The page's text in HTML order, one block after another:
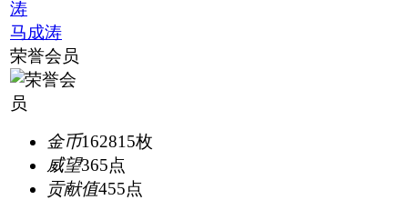
马成涛
荣誉会员
金币162815枚
威望365点
贡献值455点